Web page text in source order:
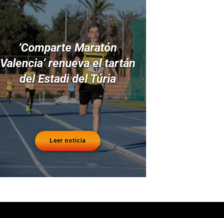
‘Comparte Maratón
Valencia’ renueva el tartán
del Estadi del Túria
Leer noticia